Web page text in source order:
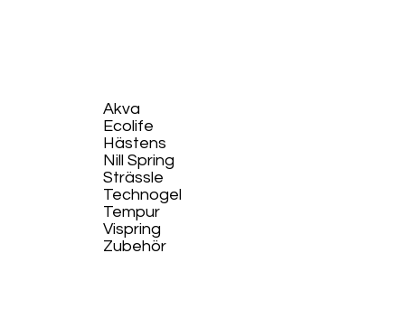
Akva
Ecolife​
Hästens
Nill Spring
Strässle
Technogel
Tempur
Vispring
Zubehör